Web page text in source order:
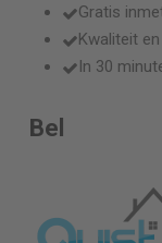
Gratis
Kwaliteit
In 30
Bel